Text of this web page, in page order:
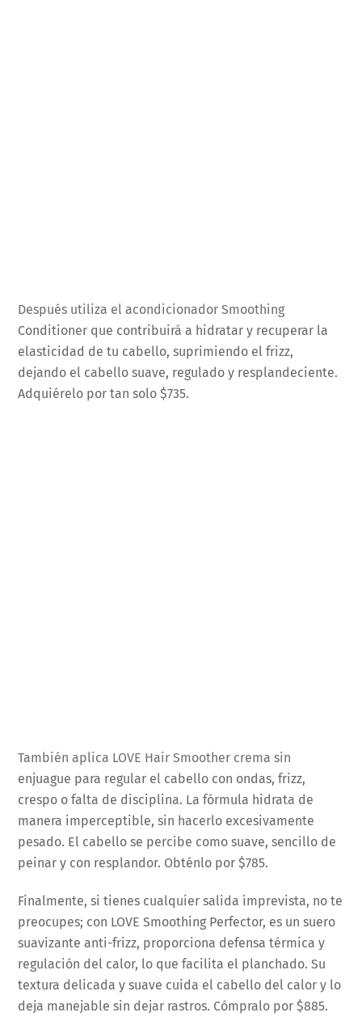
Después utiliza el acondicionador Smoothing
Conditioner que contribuirá a hidratar y recuperar la
elasticidad de tu cabello, suprimiendo el frizz,
dejando el cabello suave, regulado y resplandeciente.
Adquiérelo por tan solo $735.
También aplica LOVE Hair Smoother crema sin
enjuague para regular el cabello con ondas, frizz,
crespo o falta de disciplina. La fórmula hidrata de
manera imperceptible, sin hacerlo excesivamente
pesado. El cabello se percibe como suave, sencillo de
peinar y con resplandor. Obténlo por $785.
Finalmente, si tienes cualquier salida imprevista, no te
preocupes; con LOVE Smoothing Perfector, es un suero
suavizante anti-frizz, proporciona defensa térmica y
regulación del calor, lo que facilita el planchado. Su
textura delicada y suave cuida el cabello del calor y lo
deja manejable sin dejar rastros. Cómpralo por $885.